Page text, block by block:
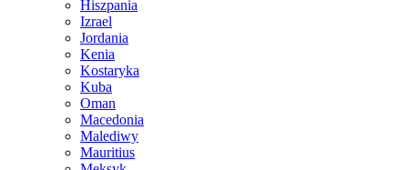
Hiszpania
Izrael
Jordania
Kenia
Kostaryka
Kuba
Oman
Macedonia
Malediwy
Mauritius